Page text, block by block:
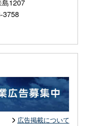
3758
広告掲載について